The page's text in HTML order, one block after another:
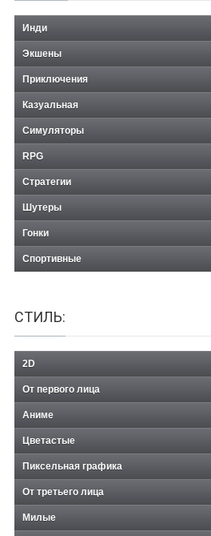
Инди
Экшены
Приключения
Казуальная
Симуляторы
RPG
Стратегии
Шутеры
Гонки
Спортивные
СТИЛЬ:
2D
От первого лица
Аниме
Цветастые
Пиксельная графика
От третьего лица
Милые